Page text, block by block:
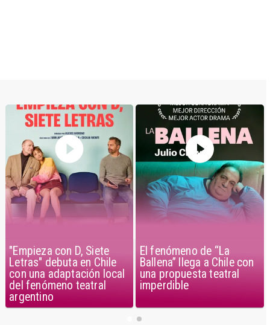
El fenómeno de “La
Ballena” llega a Chile con
una propuesta teatral
imperdible
"Empieza con D, Siete
Letras" debuta en Chile
con una adaptación local
del fenómeno teatral